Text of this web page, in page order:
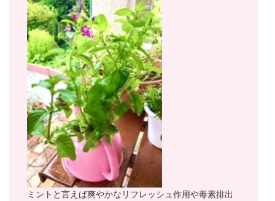
ミントと言えば爽やかなリフレッシュ作用や毒素排出